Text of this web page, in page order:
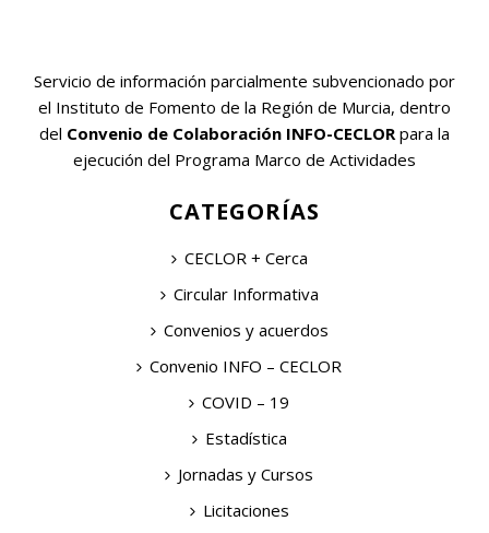
Servicio de información parcialmente subvencionado por
el Instituto de Fomento de la Región de Murcia, dentro
del Convenio de Colaboración INFO-CECLOR para la
ejecución del Programa Marco de Actividades
CATEGORÍAS
CECLOR + Cerca
Circular Informativa
Convenios y acuerdos
Convenio INFO – CECLOR
COVID – 19
Estadística
Jornadas y Cursos
Licitaciones